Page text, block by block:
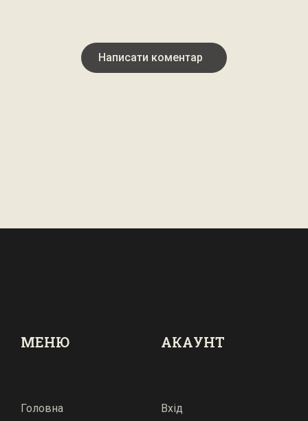
Написати коментар
МЕНЮ
Головна
АКАУНТ
Вхід